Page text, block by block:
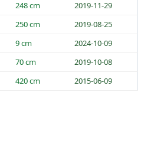
248 cm
2019-11-29
250 cm
2019-08-25
9 cm
2024-10-09
70 cm
2019-10-08
420 cm 2015-06-09